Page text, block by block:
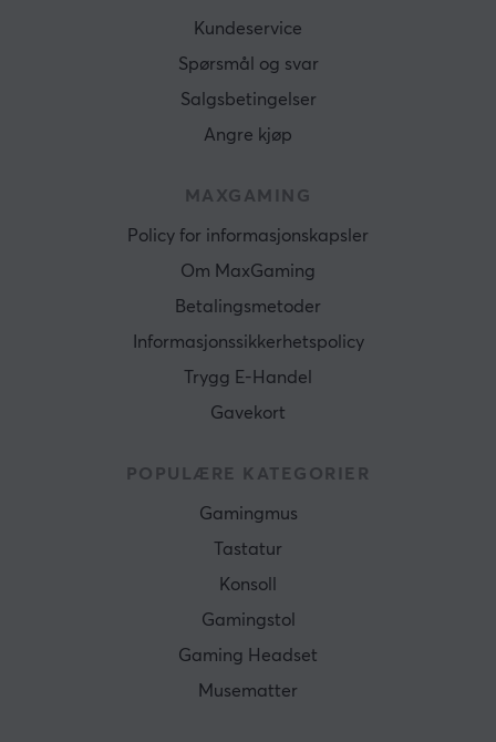
Kundeservice
Spørsmål og svar
Salgsbetingelser
Angre kjøp
MAXGAMING
Policy for informasjonskapsler
Om MaxGaming
Betalingsmetoder
Informasjonssikkerhetspolicy
Trygg E-Handel
Gavekort
POPULÆRE KATEGORIER
Gamingmus
Tastatur
Konsoll
Gamingstol
Gaming Headset
Musematter